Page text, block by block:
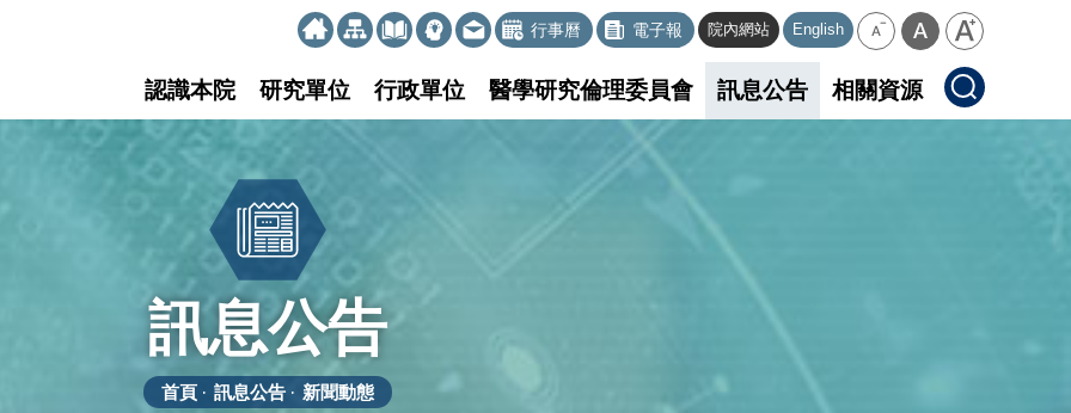
行事曆 電子報 院內網站 English
認識本院 研究單位 行政單位 醫學研究倫理委員會 訊息公告 相關資源
訊息公告
首頁 訊息公告 新聞動態